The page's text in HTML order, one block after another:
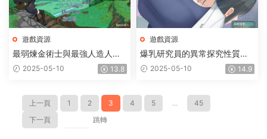
遊戲資源
最弱煉金術士與最強人造人的
故事【冷狐】
2025-05-10 13.8
遊戲資源
爆乳研究員的異常探究性質
【冷狐】
2025-05-10 14.9
上一頁 1 2 3 4 5 ...
45
下一頁
跳轉